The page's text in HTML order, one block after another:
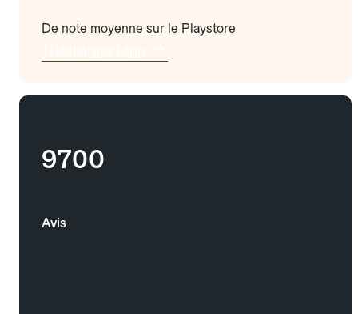
De note moyenne sur le Playstore
9700
Avis